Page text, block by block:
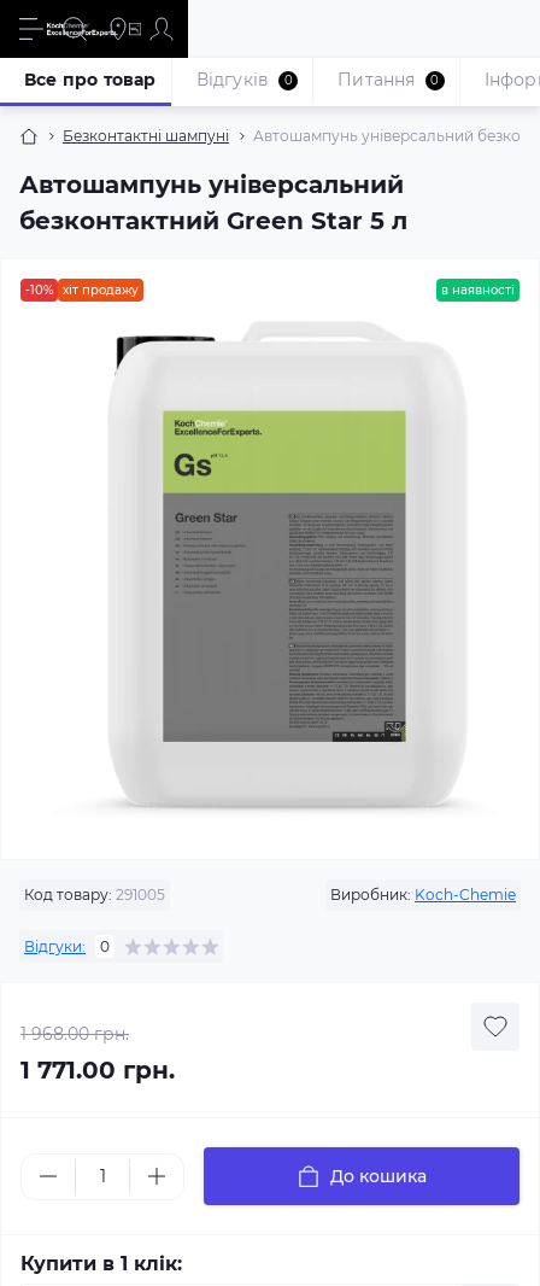
Безконтактні шампуні Автошампунь універсальний
Автошампунь універсальний
безконтактний Green Star 5 л
Все про товар Відгуків 0 Питання 0
-10% хіт продажу в наявності
Код товару: 291005 Виробник: Koch-Chemie
Відгуки: 0
1 968.00 грн.
1 771.00 грн.
До кошика
Купити в 1 клік: